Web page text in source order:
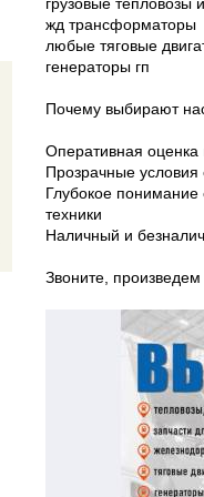
жд трансформаторы
любые тяговые
генераторы гп
Почему выбирают
Оперативная оценка
Прозрачные
Глубокое
техники
Наличный и
Звоните,